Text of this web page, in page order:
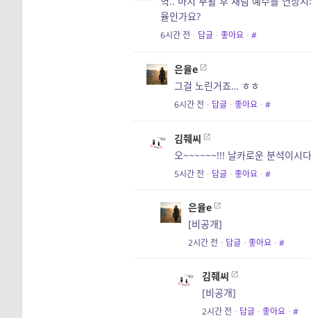
율인가요?
6시간 전 · 답글 · 좋아요 · #
은율e
그걸 노린거죠… ㅎㅎ
6시간 전 · 답글 · 좋아요 · #
김줴씨
오~~~~~~!!! 날카로운 분석이시
5시간 전 · 답글 · 좋아요 · #
은율e
[비공개]
2시간 전 · 답글 · 좋아요 · #
김줴씨
[비공개]
2시간 전 · 답글 · 좋아요 · #